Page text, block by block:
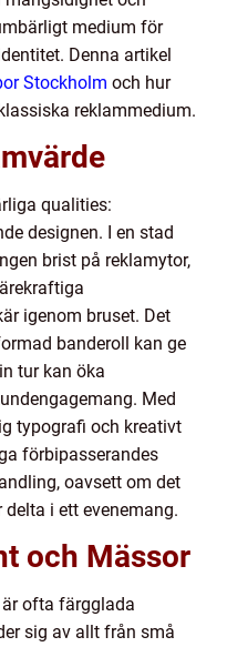
medium för
Denna artikel
Stockholm och hur
reklammedium.
qualities:
designen. I en stad
brist på reklamytor,
igenom bruset. Det
banderoll kan ge
tur kan öka
Med
typografi och kreativt
förbipasserandes
oavsett om det
i ett evenemang.
och Mässor
ofta färgglada
sig av allt från små